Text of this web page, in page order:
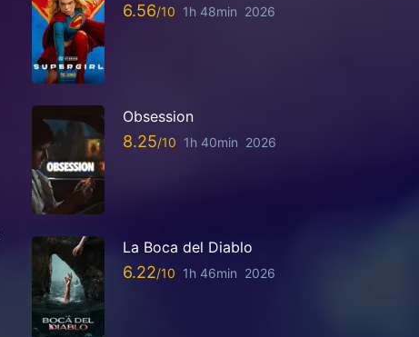
6.56 1h 48min 2026
Obsession
8.25 1h 40min 2026
La Boca del Diablo
6.22 1h 46min 2026